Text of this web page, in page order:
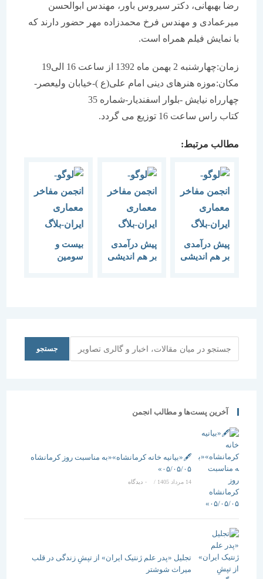
رضا بهبهانی، دکتر سیروس باور، مهندس ابوالحسن
میرعمادی و مهندس فرخ محمدزاده مهر حضور دارند که
با نمایش فیلم همراه است.
زمان:چهارشنبه 2 بهمن ماه 1392 از ساعت 16 الی19
مکان:موزه هنرهای دینی امام علی(ع )-خیابان ولیعصر-
چهارراه نیایش -بلوار اسفندیار-شماره 35
کتاب راس ساعت 16 توزیع می گردد.
مطالب مرتبط:
پیش درآمدی
بر هم اندیشی
پیش درآمدی
بر هم اندیشی
بیست و
سومین
جستجو
آخرین پست‌ها و مطالب انجمن
🖋️«بیانیه خانه کرمانشاه»«به مناسبت روز کرمانشاه
۰۵/۰۵/۰۵»
/ ۰ دیدگاه
تجلیل «پدر علم ژنتیک ایران» از تپشِ زندگی در قلب
میراث شوشتر